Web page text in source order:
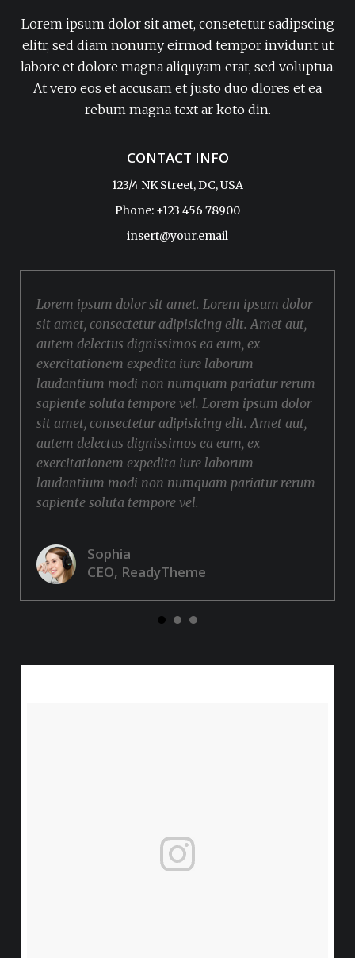
Lorem ipsum dolor sit amet, consetetur sadipscing
elitr, sed diam nonumy eirmod tempor invidunt ut
labore et dolore magna aliquyam erat, sed voluptua.
At vero eos et accusam et justo duo dlores et ea
rebum magna text ar koto din.
CONTACT INFO
123/4 NK Street, DC, USA
Phone: +123 456 78900
insert@your.email
Lorem ipsum dolor sit amet. Lorem ipsum dolor
sit amet, consectetur adipisicing elit. Amet aut,
autem delectus dignissimos ea eum, ex
exercitationem expedita iure laborum
laudantium modi non numquam pariatur rerum
sapiente soluta tempore vel. Lorem ipsum dolor
sit amet, consectetur adipisicing elit. Amet aut,
autem delectus dignissimos ea eum, ex
exercitationem expedita iure laborum
laudantium modi non numquam pariatur rerum
sapiente soluta tempore vel.
Sophia
CEO, ReadyTheme